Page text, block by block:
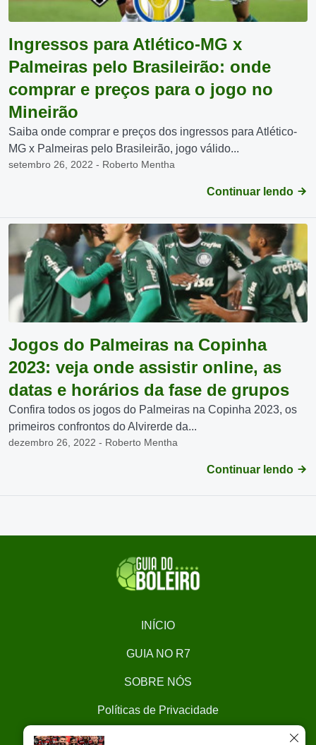
Ingressos para Atlético-MG x
Palmeiras pelo Brasileirão: onde
comprar e preços para o jogo no
Mineirão
Saiba onde comprar e preços dos ingressos para Atlético-
MG x Palmeiras pelo Brasileirão, jogo válido...
setembro 26, 2022 - Roberto Mentha
Continuar lendo
Jogos do Palmeiras na Copinha
2023: veja onde assistir online, as
datas e horários da fase de grupos
Confira todos os jogos do Palmeiras na Copinha 2023, os
primeiros confrontos do Alvirerde da...
dezembro 26, 2022 - Roberto Mentha
Continuar lendo
INÍCIO
GUIA NO R7
SOBRE NÓS
Políticas de Privacidade